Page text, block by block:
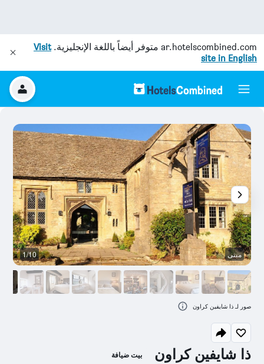
ar.hotelscombined.com متوفر أيضاً باللغة الإنجليزية.Visit
site in English
ذا شايفين كراون بيت ضيافة
مبنى 1/10
صور لـ ذا شايفين كراون